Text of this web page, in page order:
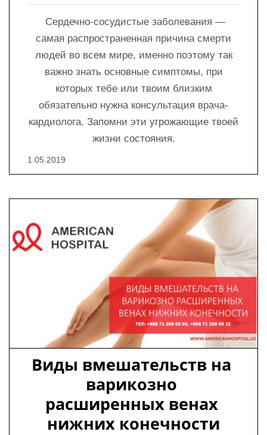
Сердечно-сосудистые заболевания —
самая распространенная причина смерти
людей во всем мире, именно поэтому так
важно знать основные симптомы, при
которых тебе или твоим близким
обязательно нужна консультация врача-
кардиолога. Запомни эти угрожающие твоей
жизни состояния.
1.05.2019
Виды вмешательств на
варикозно
расширенных венах
нижних конечности